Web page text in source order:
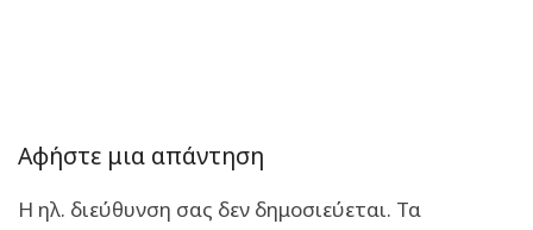
Αφήστε μια απάντηση
Η ηλ. διεύθυνση σας δεν δημοσιεύεται. Τα